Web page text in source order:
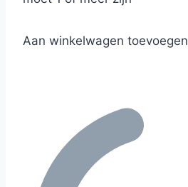
Aan winkelwagen toevoegen